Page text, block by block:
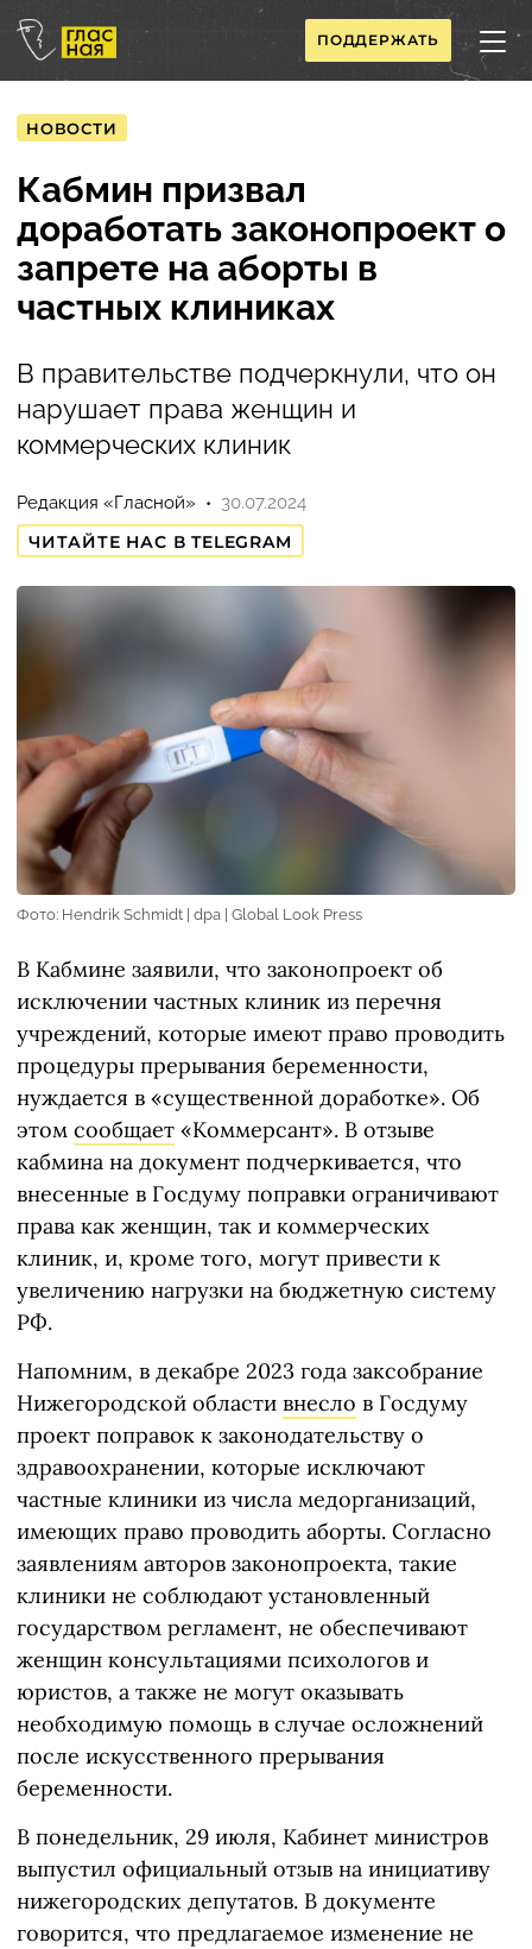
ПОДДЕРЖАТЬ
НОВОСТИ
Кабмин призвал
доработать законопроект о
запрете на аборты в
частных клиниках
В правительстве подчеркнули, что он
нарушает права женщин и
коммерческих клиник
Редакция «Гласной»
30.07.2024
ЧИТАЙТЕ НАС В TELEGRAM
Фото: Hendrik Schmidt | dpa | Global Look Press
В Кабмине заявили, что законопроект об
исключении частных клиник из перечня
учреждений, которые имеют право проводить
процедуры прерывания беременности,
нуждается в «существенной доработке». Об
этом сообщает «Коммерсант». В отзыве
кабмина на документ подчеркивается, что
внесенные в Госдуму поправки ограничивают
права как женщин, так и коммерческих
клиник, и, кроме того, могут привести к
увеличению нагрузки на бюджетную систему
РФ.
Напомним, в декабре 2023 года заксобрание
Нижегородской области внесло в Госдуму
проект поправок к законодательству о
здравоохранении, которые исключают
частные клиники из числа медорганизаций,
имеющих право проводить аборты. Согласно
заявлениям авторов законопроекта, такие
клиники не соблюдают установленный
государством регламент, не обеспечивают
женщин консультациями психологов и
юристов, а также не могут оказывать
необходимую помощь в случае осложнений
после искусственного прерывания
беременности.
В понедельник, 29 июля, Кабинет министров
выпустил официальный отзыв на инициативу
нижегородских депутатов. В документе
говорится, что предлагаемое изменение не